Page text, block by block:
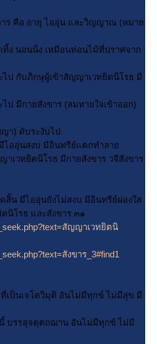
คือ อายุ ไออุ่น และวิญญาณ (หมา
ง นอนนิ่ง เหมือนท่อนไม้ที่ปราศจาก
บภิกษุผู้เข้าสัญญาเวทยิตนิโรธ มี
กายสังขาร (ลมหายใจเข้าออก)
า) ดับระงับไป
นสงบ มีอินทรีย์แตกทำลา
ยิตนิโรธ มีกายสังขาร วจีสังขาร
ไออุ่นยังไม่สงบ มีอินทรีย์ผ่องใส
รธ และสังขาร ๓๑
สัญญาเวทยิตนิ
สังขาร_3#find1
เจโตวิมุติ อันไม่มีทุกข์ ไม่มีสุข มี
รลุจตุตถฌาน อันไม่มีทุกข์ ไม่มี